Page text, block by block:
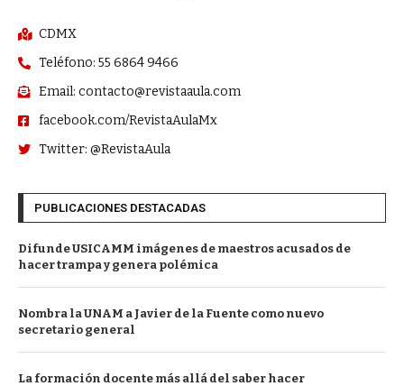
CDMX
Teléfono: 55 6864 9466
Email: contacto@revistaaula.com
facebook.com/RevistaAulaMx
Twitter: @RevistaAula
PUBLICACIONES DESTACADAS
Difunde USICAMM imágenes de maestros acusados de
hacer trampa y genera polémica
Nombra la UNAM a Javier de la Fuente como nuevo
secretario general
La formación docente más allá del saber hacer